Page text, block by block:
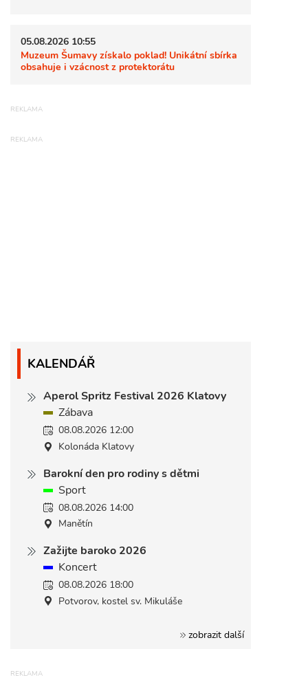
05.08.2026 10:55
Muzeum Šumavy získalo poklad! Unikátní sbírka
obsahuje i vzácnost z protektorátu
KALENDÁŘ
Aperol Spritz Festival 2026 Klatovy
Zábava
08.08.2026 12:00
Kolonáda Klatovy
Barokní den pro rodiny s dětmi
Sport
08.08.2026 14:00
Manětín
Zažijte baroko 2026
Koncert
08.08.2026 18:00
Potvorov, kostel sv. Mikuláše
zobrazit další